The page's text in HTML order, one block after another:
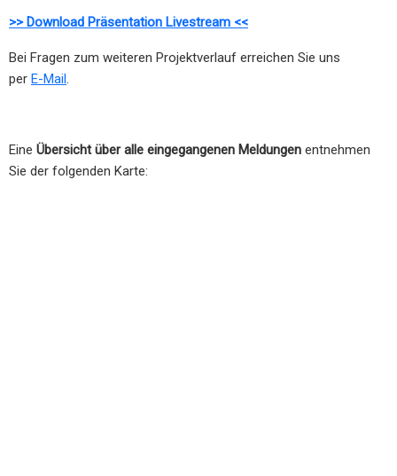
>> Download Präsentation Livestream <<
Bei Fragen zum weiteren Projektverlauf erreichen Sie uns
per E-Mail.
Eine Übersicht über alle eingegangenen Meldungen entnehmen
Sie der folgenden Karte: